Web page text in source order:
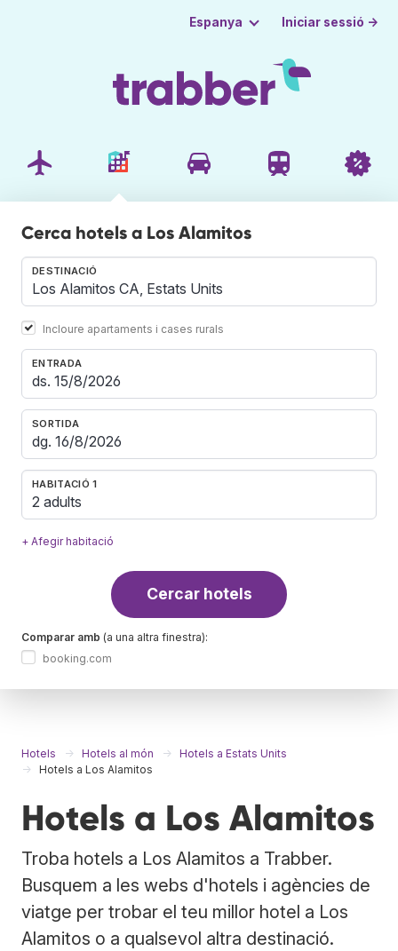
Espanya Iniciar sessió →
Cerca hotels a Los Alamitos
DESTINACIÓ
Incloure apartaments i cases rurals
ENTRADA
SORTIDA
HABITACIÓ 1
2 adults
+ Afegir habitació
Cercar hotels
Comparar amb (a una altra finestra):
booking.com
Hotels Hotels al món
Hotels a Estats Units
Hotels a Los Alamitos
Hotels a Los Alamitos
Troba hotels a Los Alamitos a Trabber.
Busquem a les webs d'hotels i agències de
viatge per trobar el teu millor hotel a Los
Alamitos o a qualsevol altra destinació.